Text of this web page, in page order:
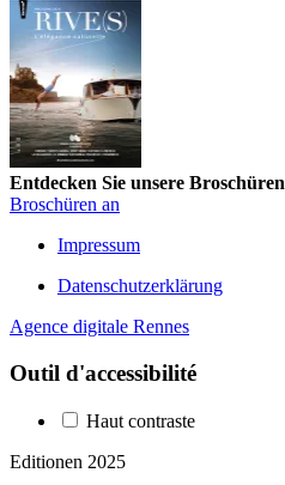
Entdecken Sie unsere Broschüren
Broschüren an
Impressum
Datenschutzerklärung
Agence digitale Rennes
Outil d'accessibilité
Haut contraste
Editionen 2025